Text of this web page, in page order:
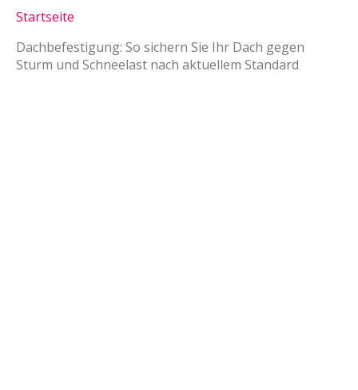
Startseite
Dachbefestigung: So sichern Sie Ihr Dach gegen
Sturm und Schneelast nach aktuellem Standard